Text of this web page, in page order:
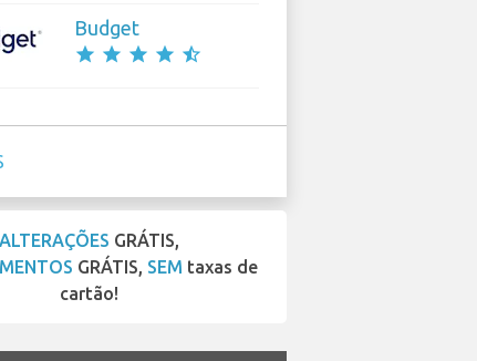
Budget
star star star star star_half
ALTERAÇÕES GRÁTIS,
GRÁTIS, SEM taxas de
cartão!